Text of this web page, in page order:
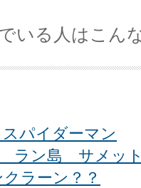
いる人はこん
パイダーマン
ラン島 サメッ
ラーン？？